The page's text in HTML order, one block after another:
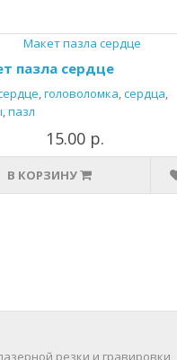
пазла сердце
,головоломка,сердца,
,пазл
15.00 р.
В КОРЗИНУ
резки и гравировки